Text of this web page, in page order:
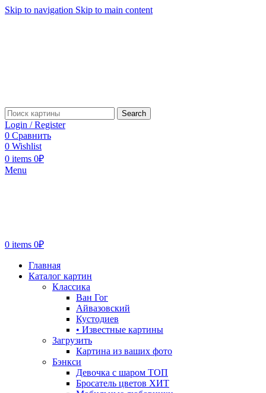
Skip to navigation Skip to main content
Search
Login / Register
0 Сравнить
0 Wishlist
0 items 0₽
Menu
0 items 0₽
Главная
Каталог картин
Классика
Ван Гог
Айвазовский
Кустодиев
• Известные картины
Загрузить
Картина из ваших фото
Бэнкси
Девочка с шаром ТОП
Бросатель цветов ХИТ